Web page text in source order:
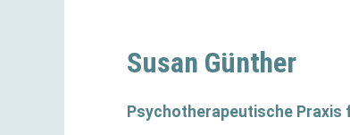
Susan Günther
Psychotherapeutische Praxis